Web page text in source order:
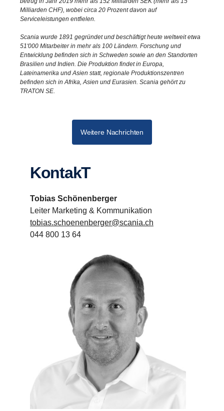
Milliarden CHF), wobei circa 20 Prozent davon auf
Serviceleistungen entfielen.
Scania wurde 1891 gegründet und beschäftigt heute weltweit etwa
51'000 Mitarbeiter in mehr als 100 Ländern. Forschung und
Entwicklung befinden sich in Schweden sowie an den Standorten
Brasilien und Indien. Die Produktion findet in Europa,
Lateinamerika und Asien statt, regionale Produktionszentren
befinden sich in Afrika, Asien und Eurasien. Scania gehört zu
TRATON SE.
Weitere Nachrichten
KontakT
Tobias Schönenberger
Leiter Marketing & Kommunikation
tobias.schoenenberger@scania.ch
044 800 13 64